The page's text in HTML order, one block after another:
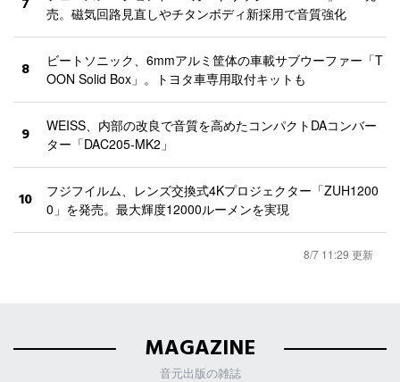
売。磁気回路見直しやチタンボディ新採用で音質強化
8
ビートソニック、6mmアルミ筐体の車載サブウーファー「T
OON Solid Box」。トヨタ車専用取付キットも
9
WEISS、内部の改良で音質を高めたコンパクトDAコンバー
ター「DAC205-MK2」
10
フジフイルム、レンズ交換式4Kプロジェクター「ZUH1200
0」を発売。最大輝度12000ルーメンを実現
8/7 11:29 更新
MAGAZINE
音元出版の雑誌